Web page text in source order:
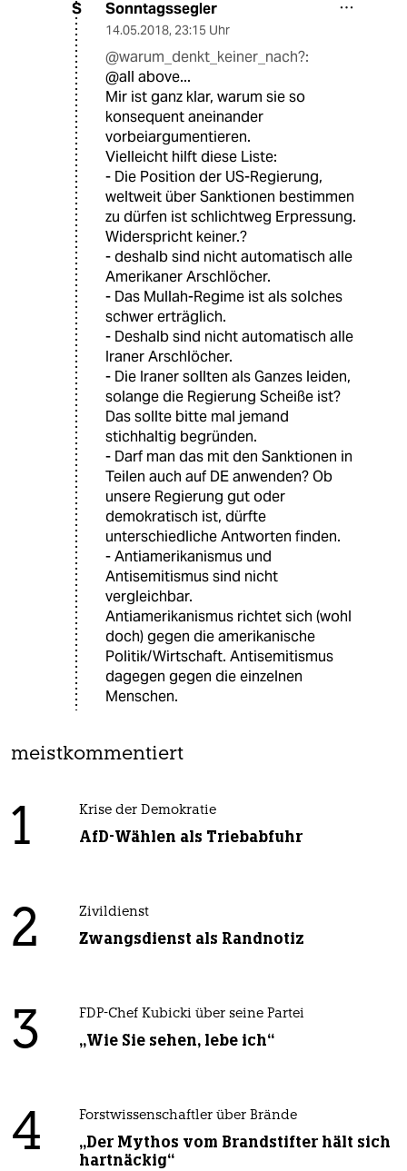
S Sonntagssegler
14.05.2018, 23:15 Uhr
@warum_denkt_keiner_nach?:
@all above...
Mir ist ganz klar, warum sie so
konsequent aneinander
vorbeiargumentieren.
Vielleicht hilft diese Liste:
- Die Position der US-Regierung,
weltweit über Sanktionen bestimmen
zu dürfen ist schlichtweg Erpressung.
Widerspricht keiner.?
- deshalb sind nicht automatisch alle
Amerikaner Arschlöcher.
- Das Mullah-Regime ist als solches
schwer erträglich.
- Deshalb sind nicht automatisch alle
Iraner Arschlöcher.
- Die Iraner sollten als Ganzes leiden,
solange die Regierung Scheiße ist?
Das sollte bitte mal jemand
stichhaltig begründen.
- Darf man das mit den Sanktionen in
Teilen auch auf DE anwenden? Ob
unsere Regierung gut oder
demokratisch ist, dürfte
unterschiedliche Antworten finden.
- Antiamerikanismus und
Antisemitismus sind nicht
vergleichbar.
Antiamerikanismus richtet sich (wohl
doch) gegen die amerikanische
Politik/Wirtschaft. Antisemitismus
dagegen gegen die einzelnen
Menschen.
meistkommentiert
1 Krise der Demokratie
AfD-Wählen als Triebabfuhr
2 Zivildienst
Zwangsdienst als Randnotiz
3 FDP-Chef Kubicki über seine Partei
„Wie Sie sehen, lebe ich“
4 Forstwissenschaftler über Brände
„Der Mythos vom Brandstifter hält sich
hartnäckig“